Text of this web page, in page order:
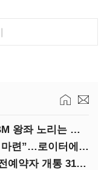
HBM3E 수요가 변수…내년 HBM 왕좌 노리는 삼성
삼전닉스 “주주환원 확대 방안 마련”…로이터에 성명 보내
“Z8 폴드 흥행”…삼성전자, 사전예약자 개통 31일까지 연장